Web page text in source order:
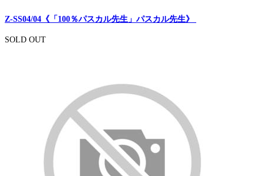
Z-SS04/04《「100％パスカル先生」パスカル先生》
SOLD OUT